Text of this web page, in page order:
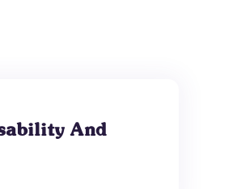
And